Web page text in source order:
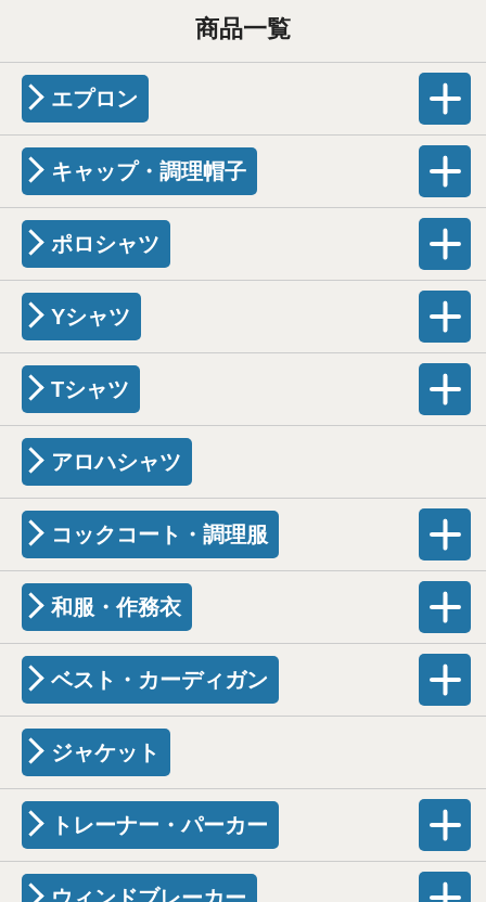
商品一覧
エプロン
キャップ・調理帽子
ポロシャツ
Yシャツ
Tシャツ
アロハシャツ
コックコート・調理服
和服・作務衣
ベスト・カーディガン
ジャケット
トレーナー・パーカー